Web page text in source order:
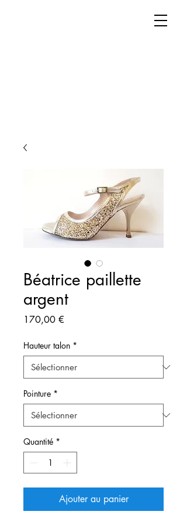
Béatrice paillette
argent
170,00 €
Hauteur talon *
Pointure *
Quantité *
Ajouter au panier